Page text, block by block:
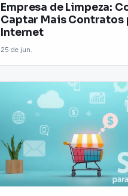
Empresa de Limpeza:
Captar Mais Contratos
Internet
25 de jun.